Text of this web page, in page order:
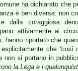
ha dichiarato che
è ben diversa: non
dalla coraggiosa
attivamente ai
hanno riportato che
esplicitamente che “così
non si portano in
la Lega e i